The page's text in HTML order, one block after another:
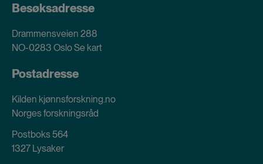
Besøksadresse
Drammensveien 288
NO-0283 OsloSe kart
Postadresse
Kilden kjønnsforskning.no
Norges forskningsråd
Postboks 564
1327 Lysaker